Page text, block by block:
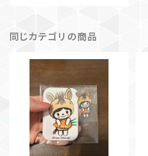
同じカテゴリの商品